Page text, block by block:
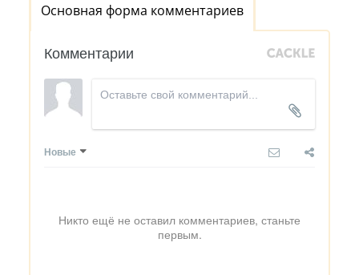
Основная форма комментариев
Комментарии
Новые
Никто ещё не оставил комментариев, станьте
первым.